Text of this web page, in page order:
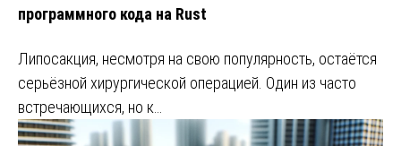
программного кода на Rust
Липосакция, несмотря на свою популярность, остаётся
серьёзной хирургической операцией. Один из часто
встречающихся, но к…